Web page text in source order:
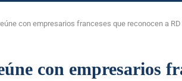
con empresarios franceses que reconocen a
con empresarios